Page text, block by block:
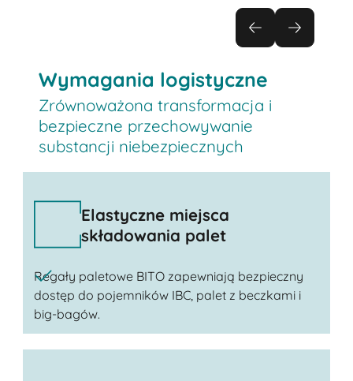
Wymagania logistyczne
Zrównoważona transformacja i
bezpieczne przechowywanie
substancji niebezpiecznych
Elastyczne miejsca
składowania palet
Regały paletowe BITO zapewniają bezpieczny
dostęp do pojemników IBC, palet z beczkami i
big-bagów.